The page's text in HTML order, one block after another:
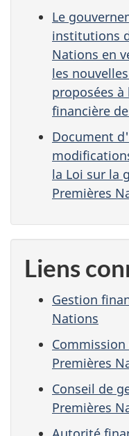
Le
institutions
Nations en
les
proposées
financière
Document
la Loi sur la
Premières
Liens
Gestion
Nations
Premières
Conseil de
Premières